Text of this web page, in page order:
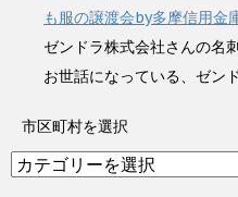
も服の譲渡会by多摩信用金
ゼンドラ株式会社さんの名
お世話になっている、ゼン
市区町村を選択
市